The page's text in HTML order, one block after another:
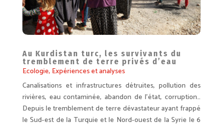
Au Kurdistan turc, les survivants du
tremblement de terre privés d’eau
Ecologie, Expériences et analyses
Canalisations et infrastructures détruites, pollution des
rivières, eau contaminée, abandon de l’état, corruption…
Depuis le tremblement de terre dévastateur ayant frappé
le Sud-est de la Turquie et le Nord-ouest de la Syrie le 6